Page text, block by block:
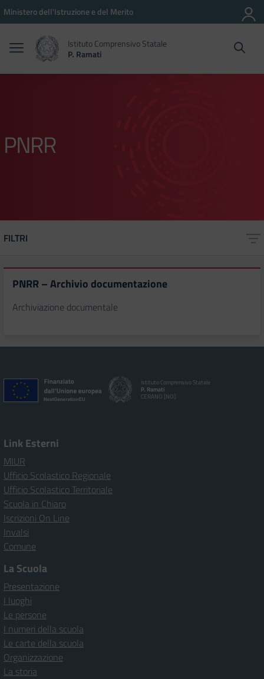
Vai ai contenuti
Vai al menu di navigazione
Vai al footer
Ministero dell'Istruzione e del Merito
Istituto Comprensivo Statale
P. Ramati
PNRR
FILTRI
PNRR – Archivio documentazione
Archiviazione documentale
Istituto Comprensivo Statale
P. Ramati
CERANO [NO]
Link Esterni
MIUR
Ufficio Scolastico Regionale
Ufficio Scolastico Territoriale
Scuola in Chiaro
Iscrizioni On Line
Invalsi
Comune
La Scuola
Presentazione
I luoghi
Le persone
I numeri della scuola
Le carte della scuola
Organizzazione
La storia